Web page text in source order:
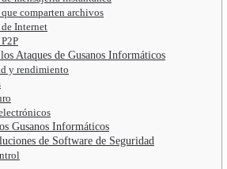
que comparten archivos
de Internet
Ataques de Gusanos Informáticos
y rendimiento
Gusanos Informáticos
de Software de Seguridad